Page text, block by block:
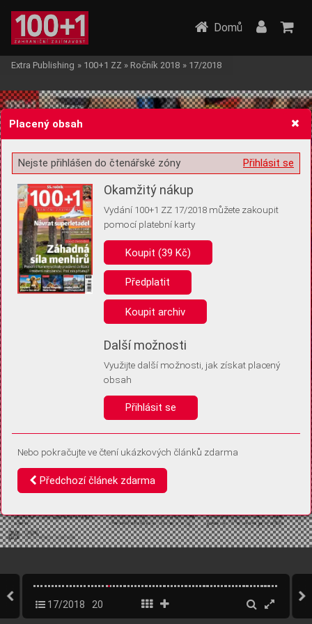
Žádost o souhlas s ukládáním volitelných informací
Pro základní fungování webu nepotřebujeme ukládat žádné informace
(tzv. cookies apod.). Rádi bychom vás ale požádali o souhlas s
uložením volitelných informací:
Anonymní unikátní ID
Díky němu příště poznáme, že se jedná o stejné zařízení, a
Identifikátor je zcela anonymní.
Vaše souhlasy a odmítnutí si ukládáme do vašeho zařízení, abychom se
vás už příště znovu neptali. Můžete je kdykoli později upravit ve Správě
Domů
Extra Publishing » 100+1 ZZ » Ročník 2018 » 17/2018
17/2018 20
Placený obsah
Přihlásit se
Nejste přihlášen do čtenářské zóny
Okamžitý nákup
Vydání 100+1 ZZ 17/2018 můžete zakoupit
pomocí platební karty
Koupit (39 Kč)
Předplatit
Koupit archiv
Další možnosti
Využijte další možnosti, jak získat placený
obsah
Přihlásit se
Nebo pokračujte ve čtení ukázkových článků zdarma
Předchozí článek zdarma